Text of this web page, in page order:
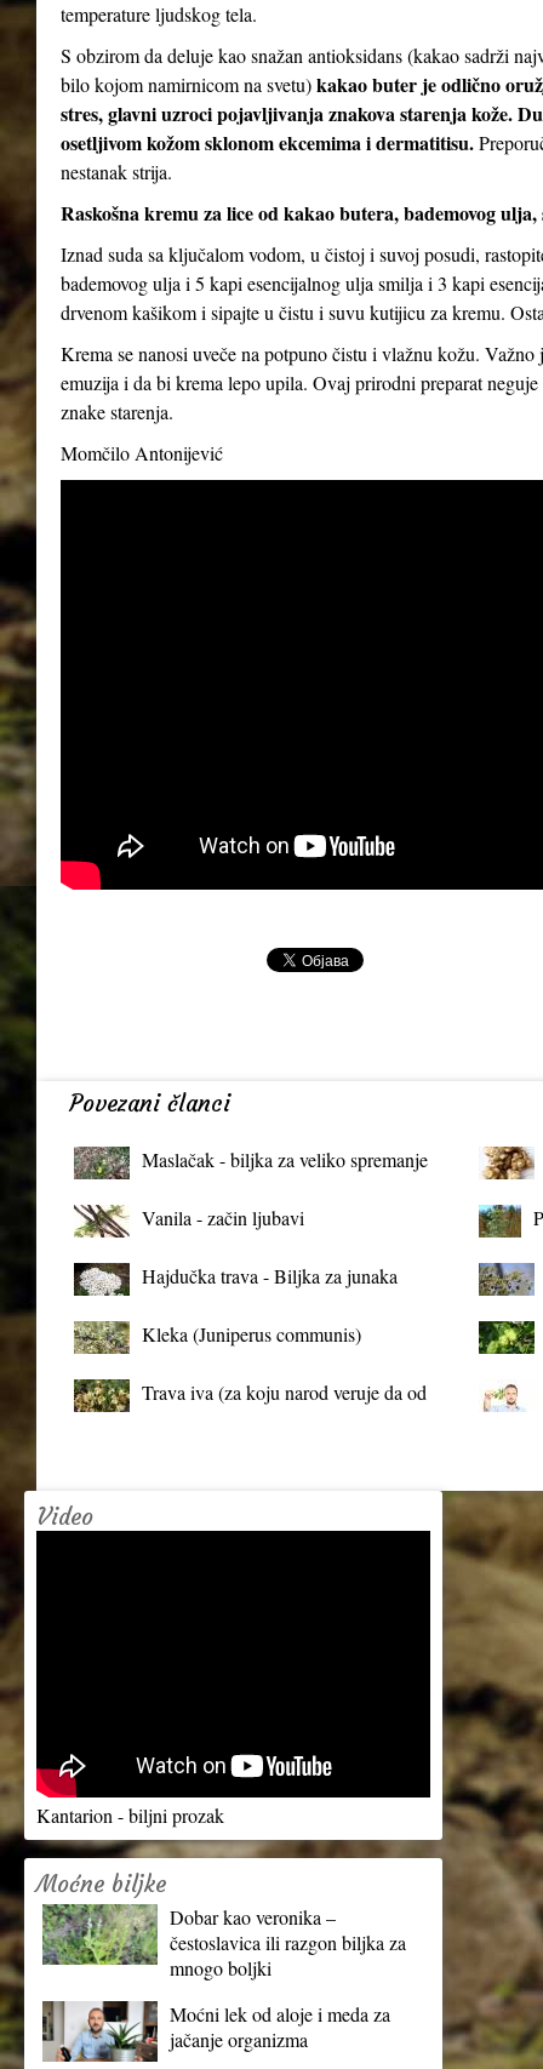
temperature ljudskog tela.
S obzirom da deluje kao snažan antioksidans (kakao sadrži
bilo kojom namirnicom na svetu)kakao buter je odlično
stres, glavni uzroci pojavljivanja znakova starenja kože.
osetljivom kožom sklonom ekcemima i dermatitisu.
nestanak strija.
Raskošna kremu za lice od kakao butera, bademovog
Iznad suda sa ključalom vodom, u čistoj i suvoj posudi,
bademovog ulja i 5 kapi esencijalnog ulja smilja i 3 kapi
drvenom kašikom i sipajte u čistu i suvu kutijicu za kremu.
Krema se nanosi uveče na potpuno čistu i vlažnu kožu.
emuzija i da bi krema lepo upila. Ovaj prirodni preparat
znake starenja.
Momčilo Antonijević
Povezani članci
Maslačak - biljka za veliko spremanje
Vanila - začin ljubavi
Hajdučka trava - Biljka za junaka
Kleka (Juniperus communis)
Trava iva (za koju narod veruje da od
Video
Kantarion - biljni prozak
Moćne biljke
Dobar kao veronika –
čestoslavica ili razgon biljka za
mnogo boljki
Moćni lek od aloje i meda za
jačanje organizma